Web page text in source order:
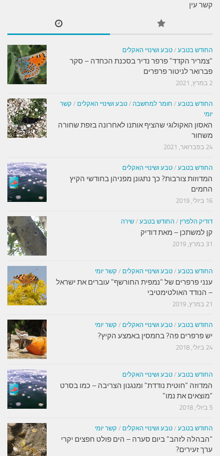
קשר עין
החודש בטבע / טבע ושינויי האקלים
"צמריר הקדד" פרפר נדיר בסכנת הכחדה – סקר
פברואר לניטור פרפרים
2 במרץ, 2021
החודש בטבע / חומר למחשבה / טבע ושינויי האקלים / קשר
יומי
האסון האקולוגי שהציף אותנו לאחרונה בזפת שחורה
משחור
24 בפברואר, 2021
החודש בטבע / טבע ושינויי האקלים
המדוזות צורבות? כך נתגונן מפניהן בחודשי הקיץ
החמים
16 ביולי, 2019
דודיק הלפרין / החודש בטבע / שירה
קן למשתכן – מאת דודיק
31 במרץ, 2019
החודש בטבע / טבע ושינויי האקלים / קשר יומי
ענני פרפרים של "נמפית החורשף" עוברים את ישראל
– הנודד האולטימטיבי
21 במרץ, 2019
החודש בטבע / טבע ושינויי האקלים / קשר יומי
יש פרפרים פה? בחמסין באמצע הקיץ?
24 ביולי, 2018
החודש בטבע / טבע ושינויי האקלים
המדוזה "חוטית נודדת" ומנגנון הצריבה – כמו בסרט
"מוצאים את נמו"
5 ביולי, 2018
החודש בטבע / טבע ושינויי האקלים / קשר יומי
"הבהלה לזהב" ביום סערה – הים פולט חפצים יקרי
ערך זעירים?